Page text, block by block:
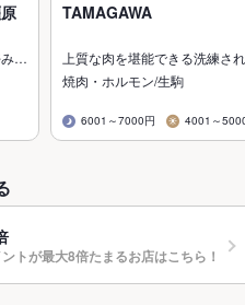
…
TAMAGAWA
上質な肉を堪能できる洗練さ
焼肉・ホルモン/生駒
6001～7000円 4001～
トが最大8倍たまるお店はこちら！